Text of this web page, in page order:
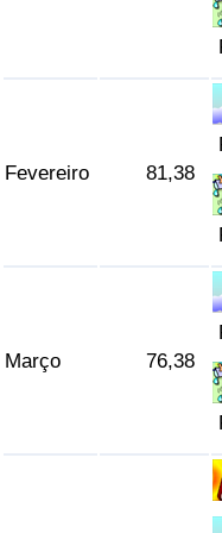
Fevereiro 81,38
Março 76,38
Indicador de Poluição
Indicador de
Indicador de Trânsito
Indicador de Trânsito